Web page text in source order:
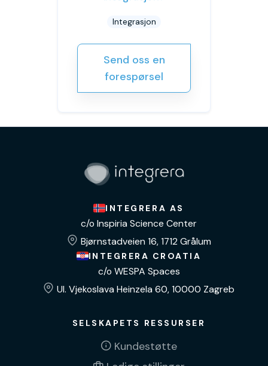
Integrasjon
Send oss en
forespørsel
INTEGRERA AS
c/o Inspiria Science Center
Bjørnstadveien 16, 1712 Grålum
INTEGRERA CROATIA
c/o WESPA Spaces
Ul. Vjekoslava Heinzela 60, 10000 Zagreb
SELSKAPETS RESSURSER
Kundestøtte